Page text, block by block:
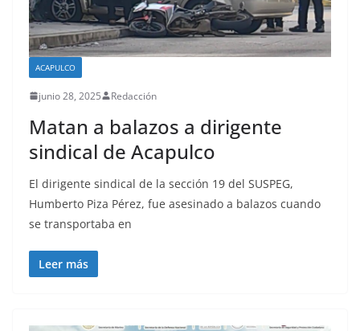
ACAPULCO
junio 28, 2025 Redacción
Matan a balazos a dirigente
sindical de Acapulco
El dirigente sindical de la sección 19 del SUSPEG,
Humberto Piza Pérez, fue asesinado a balazos cuando
se transportaba en
Leer más